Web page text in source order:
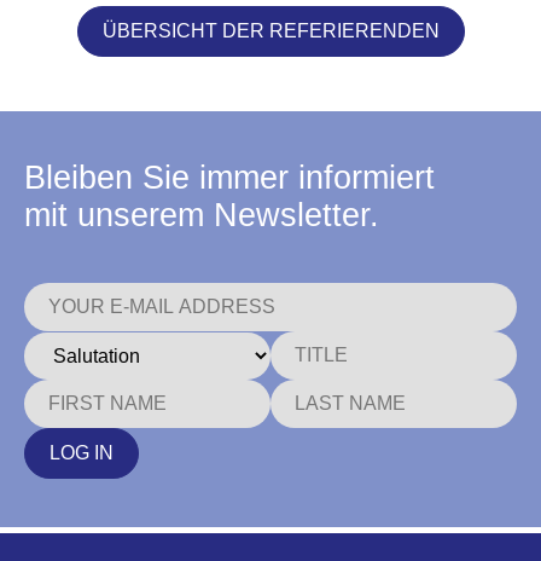
ÜBERSICHT DER REFERIERENDEN
Bleiben Sie immer informiert
mit unserem Newsletter.
LOG IN